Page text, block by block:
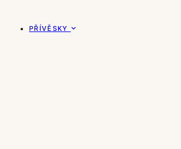
PŘÍVĚSKY